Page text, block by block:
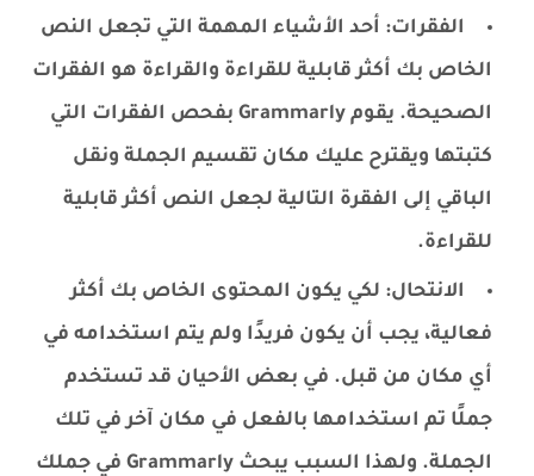
الفقرات: أحد الأشياء المهمة التي تجعل النص
الخاص بك أكثر قابلية للقراءة والقراءة هو الفقرات
الصحيحة. يقوم Grammarly بفحص الفقرات التي
كتبتها ويقترح عليك مكان تقسيم الجملة ونقل
الباقي إلى الفقرة التالية لجعل النص أكثر قابلية
للقراءة.
الانتحال: لكي يكون المحتوى الخاص بك أكثر
فعالية، يجب أن يكون فريدًا ولم يتم استخدامه في
أي مكان من قبل. في بعض الأحيان قد تستخدم
جملًا تم استخدامها بالفعل في مكان آخر في تلك
الجملة. ولهذا السبب يبحث Grammarly في جملك